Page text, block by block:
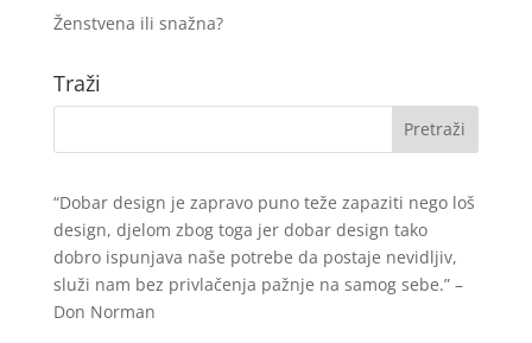
Ženstvena ili snažna?
Traži
“Dobar design je zapravo puno teže zapaziti nego loš
design, djelom zbog toga jer dobar design tako
dobro ispunjava naše potrebe da postaje nevidljiv,
služi nam bez privlačenja pažnje na samog sebe.” –
Don Norman